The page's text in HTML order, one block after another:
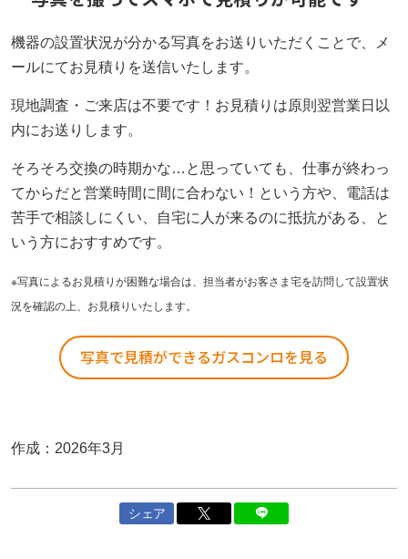
機器の設置状況が分かる写真をお送りいただくことで、メ
ールにてお見積りを送信いたします。
現地調査・ご来店は不要です！お見積りは原則翌営業日以
内にお送りします。
そろそろ交換の時期かな…と思っていても、仕事が終わっ
てからだと営業時間に間に合わない！という方や、電話は
苦手で相談しにくい、自宅に人が来るのに抵抗がある、と
いう方におすすめです。
※写真によるお見積りが困難な場合は、担当者がお客さま宅を訪問して設置状
況を確認の上、お見積りいたします。
写真で見積ができるガスコンロを見る
作成：2026年3月
シェア